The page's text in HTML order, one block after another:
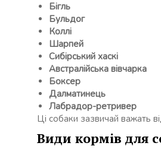
Бігль
Бульдог
Коллі
Шарпей
Сибірський хаскі
Австралійська вівчарка
Боксер
Далматинець
Лабрадор-ретривер
Ці собаки зазвичай важать
Види кормів для